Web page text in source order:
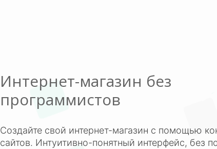
Интернет-магазин без
программистов
Создайте свой интернет-магазин с помощью
сайтов. Интуитивно-понятный интерфейс, без